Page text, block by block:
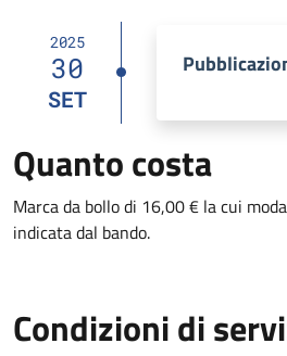
2025
30
SET
Quanto costa
Marca da bollo di 16,00 € la cui
indicata dal bando.
Condizioni di